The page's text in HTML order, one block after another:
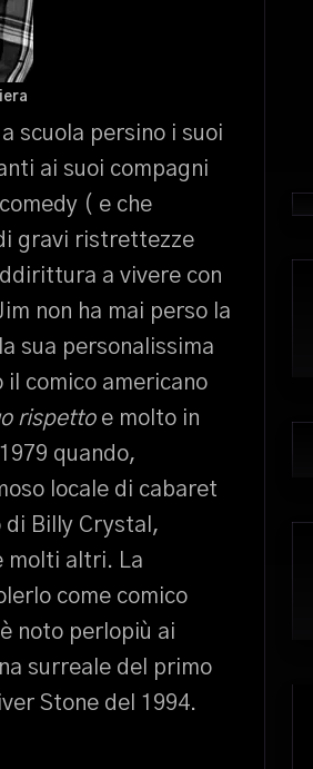
scuola persino i suoi
ai suoi compagni
( e che
gravi ristrettezze
a vivere con
non ha mai perso la
sua personalissima
il comico americano
rispettoe molto in
quando,
locale di cabaret
di Billy Crystal,
molti altri. La
come comico
noto perlopiù ai
surreale del primo
Stone del 1994.